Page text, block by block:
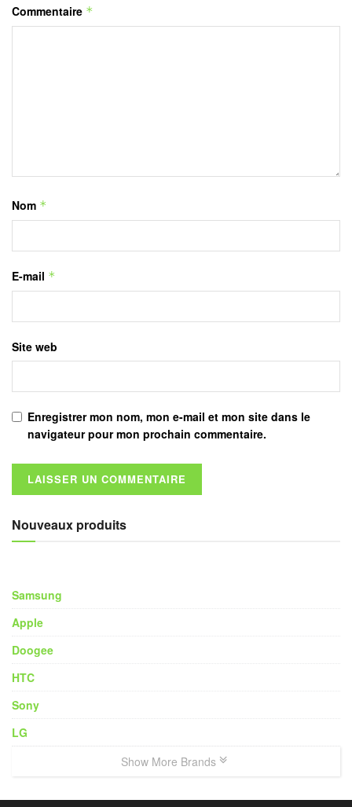
Commentaire *
Nom *
E-mail *
Site web
Enregistrer mon nom, mon e-mail et mon site dans le
navigateur pour mon prochain commentaire.
Nouveaux produits
Samsung
Apple
Doogee
HTC
Sony
LG
Show More Brands